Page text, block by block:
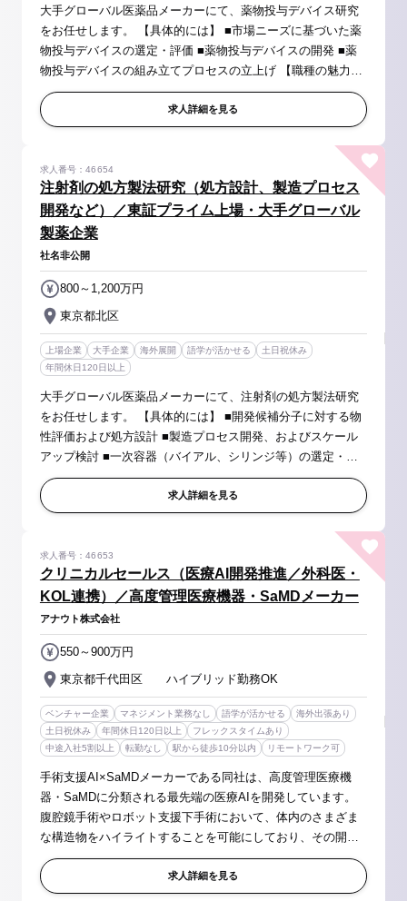
大手グローバル医薬品メーカーにて、薬物投与デバイス研究
をお任せします。 【具体的には】 ■市場ニーズに基づいた薬
物投与デバイスの選定・評価 ■薬物投与デバイスの開発 ■薬
物投与デバイスの組み立てプロセスの立上げ 【職種の魅力】
■製剤開発を通じて新しい製品を世界に届けることにより、患
者さんや医療...
求人詳細を見る
注射剤の処方製法研究（処方設計、製造プロセス
開発など）／東証プライム上場・大手グローバル
製薬企業
求人番号：46654
社名非公開
東京都北区
800～1,200万円
上場企業 大手企業 海外展開 語学が活かせる
土日祝休み
年間休日120日以上
大手グローバル医薬品メーカーにて、注射剤の処方製法研究
をお任せします。 【具体的には】 ■開発候補分子に対する物
性評価および処方設計 ■製造プロセス開発、およびスケール
アップ検討 ■一次容器（バイアル、シリンジ等）の選定・評
価 【職種の魅力】 ■製剤開発を通じて新しい製品を世界に届
けることにより...
求人詳細を見る
クリニカルセールス（医療AI開発推進／外科医・
KOL連携）／高度管理医療機器・SaMDメーカー
求人番号：46653
アナウト株式会社
東京都千代田区 ハイブリッド勤務OK
550～900万円
ベンチャー企業 マネジメント業務なし 語学が活かせる
海外出張あり
土日祝休み
年間休日120日以上
フレックスタイムあり
中途入社5割以上
転勤なし 駅から徒歩10分以内 リモートワーク可
手術支援AI×SaMDメーカーである同社は、高度管理医療機
器・SaMDに分類される最先端の医療AIを開発しています。
腹腔鏡手術やロボット支援下手術において、体内のさまざま
な構造物をハイライトすることを可能にしており、その開発
には解剖学や手術手技の知見に基づく膨大な学習データの構
築が欠かせません。 こうした学...
求人詳細を見る